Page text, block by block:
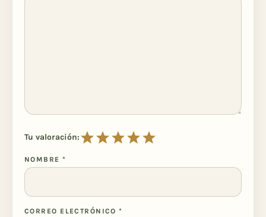
Tu valoración:
NOMBRE *
CORREO ELECTRÓNICO *